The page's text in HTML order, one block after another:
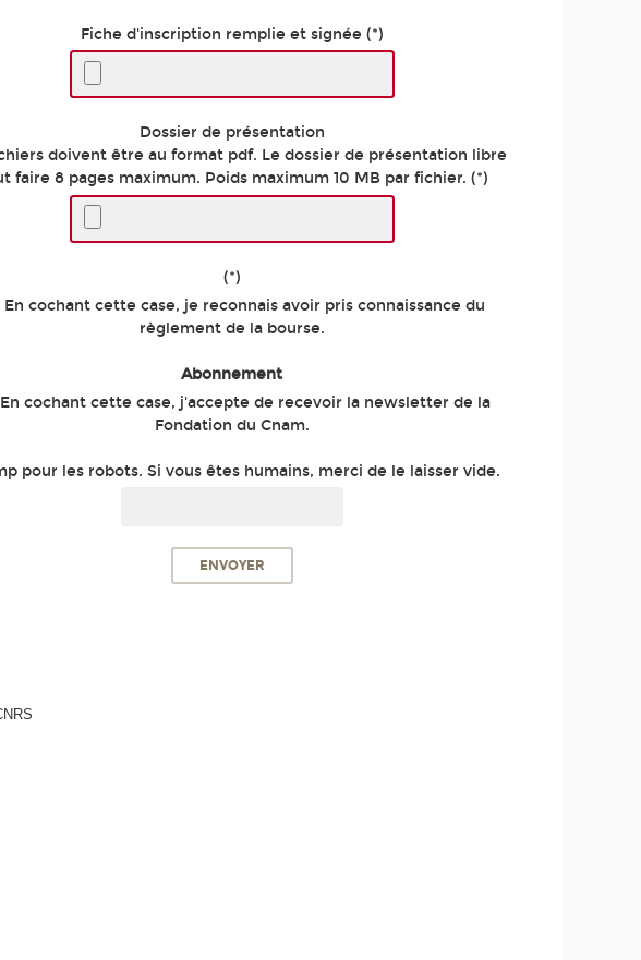
Fiche d'inscription remplie et signée (*)
Dossier de présentation
doivent être au format pdf. Le dossier de présentation libre
faire 8 pages maximum. Poids maximum 10 MB par fichier. (*)
(*)
En cochant cette case, je reconnais avoir pris connaissance du
règlement de la bourse.
Abonnement
En cochant cette case, j'accepte de recevoir la newsletter de la
Fondation du Cnam.
pour les robots. Si vous êtes humains, merci de le laisser vide.